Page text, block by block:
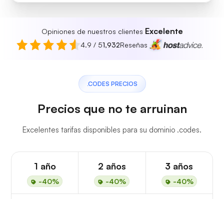
Opiniones de nuestros clientes Excelente
4.9 / 51,932Reseñas
.CODES PRECIOS
Precios que no te arruinan
Excelentes tarifas disponibles para su dominio .codes.
1 año
-40%
2 años
-40%
3 años
-40%